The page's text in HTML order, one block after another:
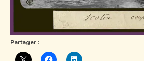
Partager :